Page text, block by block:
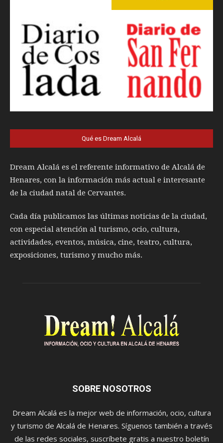
Qué es Dream Alcalá
Dream Alcalá es el referente informativo de Alcalá de
Henares, con la información más actual e interesante
de la ciudad natal de Cervantes.
Cada día publicamos las últimas noticias de la ciudad,
con especial atención al turismo, ocio, cultura,
actividades, eventos, música, cine, teatro, cultura,
exposiciones, turismo y mucho más.
SOBRE NOSOTROS
Dream Alcalá es la mejor web de información, ocio, cultura
y turismo de Alcalá de Henares. Síguenos también a través
de las redes sociales, suscríbete gratis a nuestro boletín